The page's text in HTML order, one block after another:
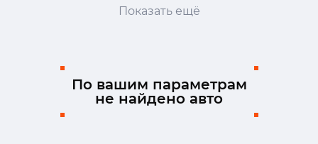
Hongqi
Jaecoo Jaguar
Показать ещё
По вашим параметрам
не найдено авто